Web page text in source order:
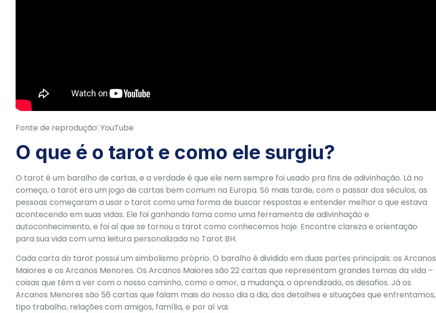
Fonte de reprodução: YouTube
O que é o tarot e como ele surgiu?
O tarot é um baralho de cartas, e a verdade é que ele nem sempre foi usado pra fins de adivinhação. Lá no
começo, o tarot era um jogo de cartas bem comum na Europa. Só mais tarde, com o passar dos séculos, as
pessoas começaram a usar o tarot como uma forma de buscar respostas e entender melhor o que estava
acontecendo em suas vidas. Ele foi ganhando fama como uma ferramenta de adivinhação e
autoconhecimento, e foi aí que se tornou o tarot como conhecemos hoje. Encontre clareza e orientação
para sua vida com uma leitura personalizada no Tarot BH.
Cada carta do tarot possui um simbolismo próprio. O baralho é dividido em duas partes principais: os Arcanos
Maiores e os Arcanos Menores. Os Arcanos Maiores são 22 cartas que representam grandes temas da vida –
coisas que têm a ver com o nosso caminho, como o amor, a mudança, o aprendizado, os desafios. Já os
Arcanos Menores são 56 cartas que falam mais do nosso dia a dia, dos detalhes e situações que enfrentamos,
tipo trabalho, relações com amigos, família, e por aí vai.